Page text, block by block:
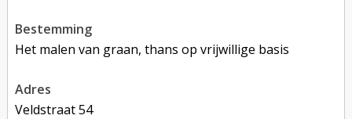
bestemming
Het malen van graan, thans op vrijwillige basis
adres
Veldstraat 54